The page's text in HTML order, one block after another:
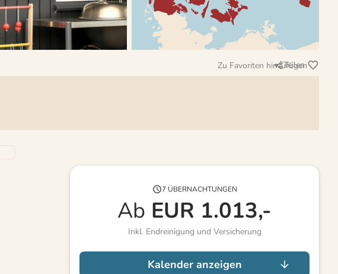
Zu Favoriten hinzufügen
Teilen
7 ÜBERNACHTUNGEN
Ab EUR 1.013,-
Inkl. Endreinigung und Versicherung
Kalender anzeigen